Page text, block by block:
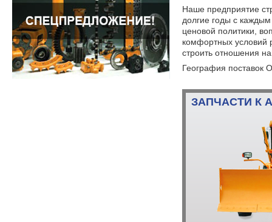
Наше предприятие
долгие годы с
ценовой политики,
комфортных условий
строить отношения
География поставок
ЗАПЧАСТИ К